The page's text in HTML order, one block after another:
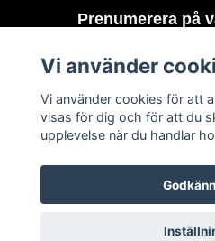
Prenumerera på
Vi använder
Vi använder cookies för att
visas för dig och för att du
upplevelse när du handlar